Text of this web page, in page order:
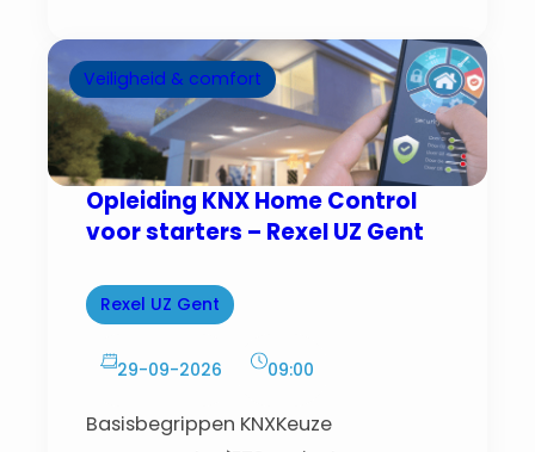
Veiligheid & comfort
Opleiding KNX Home Control
voor starters – Rexel UZ Gent
Rexel UZ Gent
29-09-2026 09:00
Basisbegrippen KNXKeuze